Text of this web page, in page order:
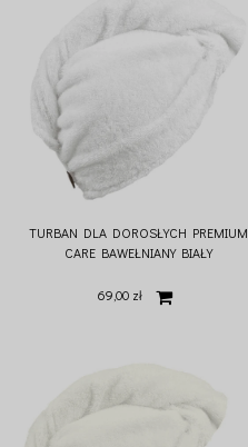
TURBAN DLA DOROSŁYCH PREMIUM
CARE BAWEŁNIANY BIAŁY
69,00 zł